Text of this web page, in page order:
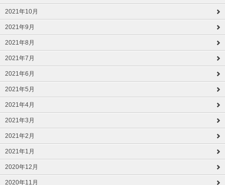
2021年10月
2021年9月
2021年8月
2021年7月
2021年6月
2021年5月
2021年4月
2021年3月
2021年2月
2021年1月
2020年12月
2020年11月